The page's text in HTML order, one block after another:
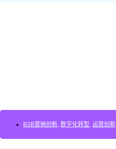
B2B营销创新, 数字化转型, 运营创新